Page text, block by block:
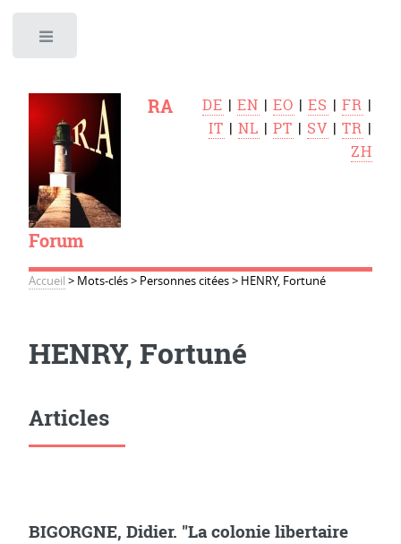
RA
Forum
DE |EN |EO |ES |FR |
IT |NL |PT | SV |TR |
ZH
Accueil > Mots-clés> Personnes citées> HENRY, Fortuné
HENRY, Fortuné
Articles
BIGORGNE, Didier. "La colonie libertaire